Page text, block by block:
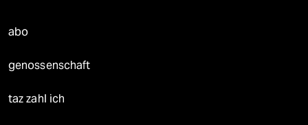
abo
genossenschaft
taz zahl ich